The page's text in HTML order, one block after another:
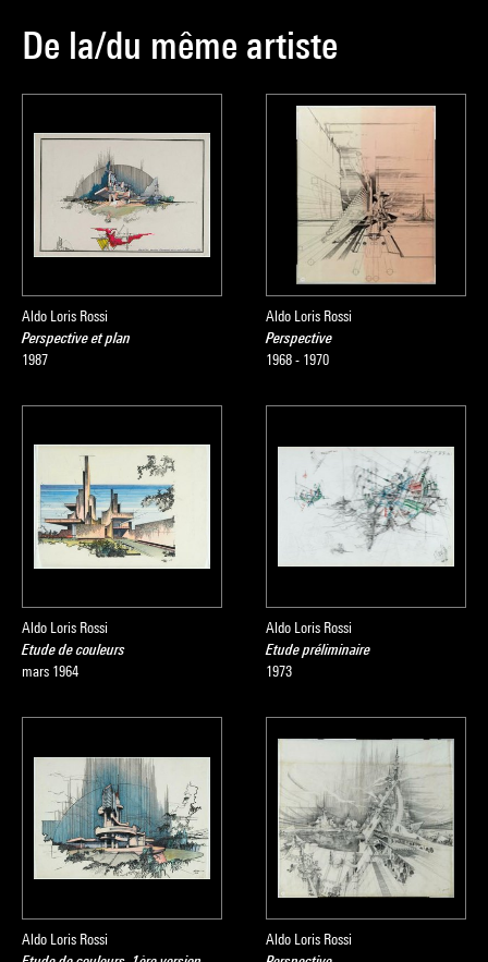
De la/du même artiste
Aldo Loris Rossi
Perspective et plan
1987
Aldo Loris Rossi
Perspective
1968 - 1970
Aldo Loris Rossi
Etude de couleurs
mars 1964
Aldo Loris Rossi
Etude préliminaire
1973
Aldo Loris Rossi
Aldo Loris Rossi